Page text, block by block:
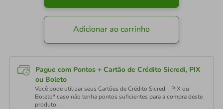
Adicionar ao carrinho
Pague com Pontos + Cartão de Crédito Sicredi, PIX
ou Boleto
Você pode utilizar seus Cartões de Crédito Sicredi , PIX ou
Boleto* caso não tenha pontos suficientes para a compra deste
produto.